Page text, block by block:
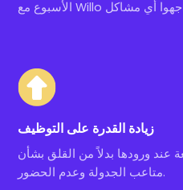
زيادة القدرة على التوظيف
عند ورودها بدلاً من القلق بشأن
متاعب الجدولة وعدم الحضور.